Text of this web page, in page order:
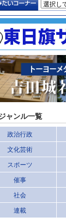
ャンル一覧
政治行政
文化芸術
スポーツ
催事
社会
連載